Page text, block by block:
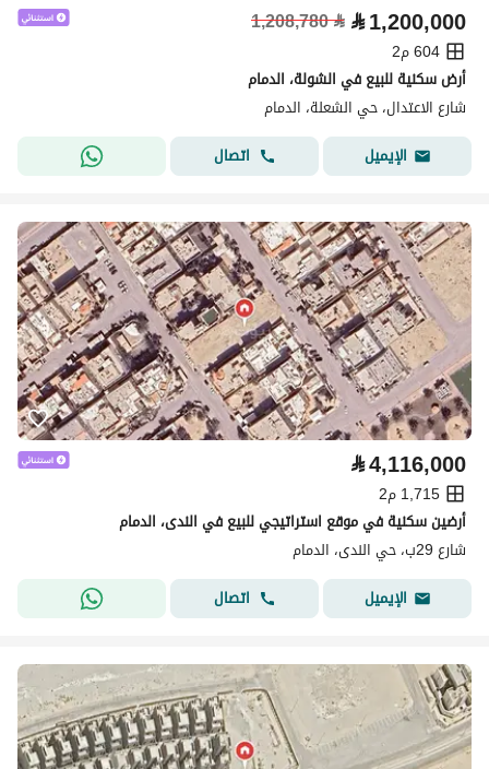
⃁1,200,000
⃁
1,208,780
604 م2
أرض سكنية للبيع في الشولة، الدمام
شارع الاعتدال، حي الشعلة، الدمام
الإيميل
اتصال
⃁4,116,000
1,715 م2
أرضين سكنية في موقع استراتيجي للبيع في الندى، الدمام
شارع 29ب، حي الندى، الدمام
الإيميل
اتصال